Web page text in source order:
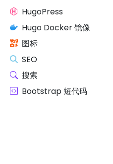
HugoPress
Hugo Docker 镜像
图标
SEO
搜索
Bootstrap 短代码